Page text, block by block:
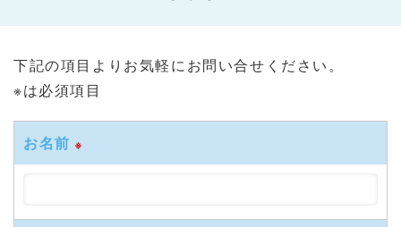
下記の項目よりお気軽にお問い合せください。
※は必須項目
お名前※